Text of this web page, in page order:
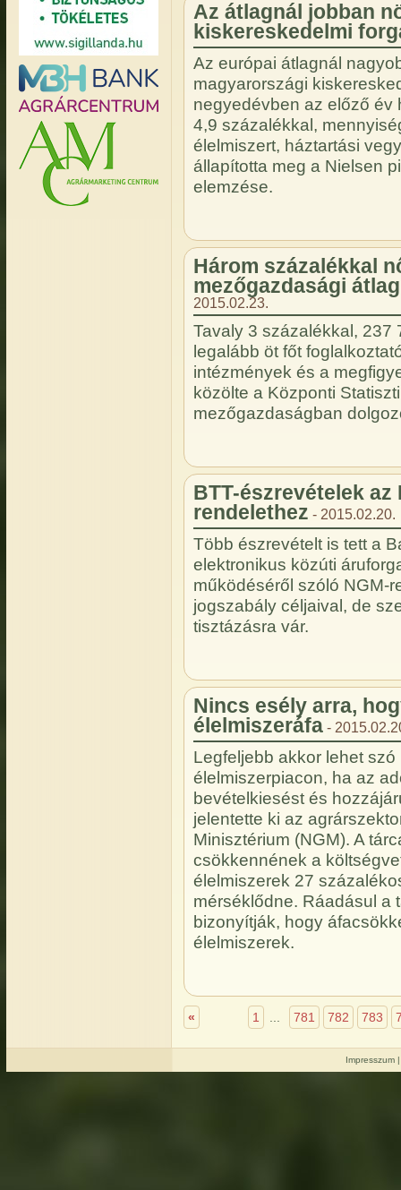
Az átlagnál jobban
kiskereskedelmi
Az európai átlagnál
magyarországi
negyedévben az előző év
4,9 százalékkal,
élelmiszert, háztartási
állapította meg a Nielsen
elemzése.
Három százalékkal
mezőgazdasági
2015.02.23.
Tavaly 3 százalékkal, 237
legalább öt főt
intézmények és a
közölte a Központi
mezőgazdaságban
BTT-észrevételek
rendelethez - 2015.02.20.
Több észrevételt is tett a
elektronikus közúti
működéséről szóló NGM-
jogszabály céljaival, de
tisztázásra vár.
Nincs esély arra,
élelmiszeráfa-
Legfeljebb akkor lehet
élelmiszerpiacon, ha az
bevételkiesést és
jelentette ki az
Minisztérium (NGM). A
csökkennének a
élelmiszerek 27
mérséklődne. Ráadásul a
bizonyítják, hogy
élelmiszerek.
« 1 781 782 783
Impresszum